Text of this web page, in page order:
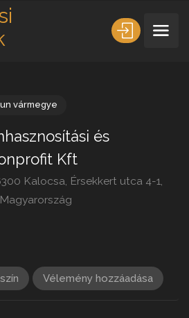
és
Kft
Kalocsa, Érsekkert utca 4-1,
Magyarország
Vélemény hozzáadása